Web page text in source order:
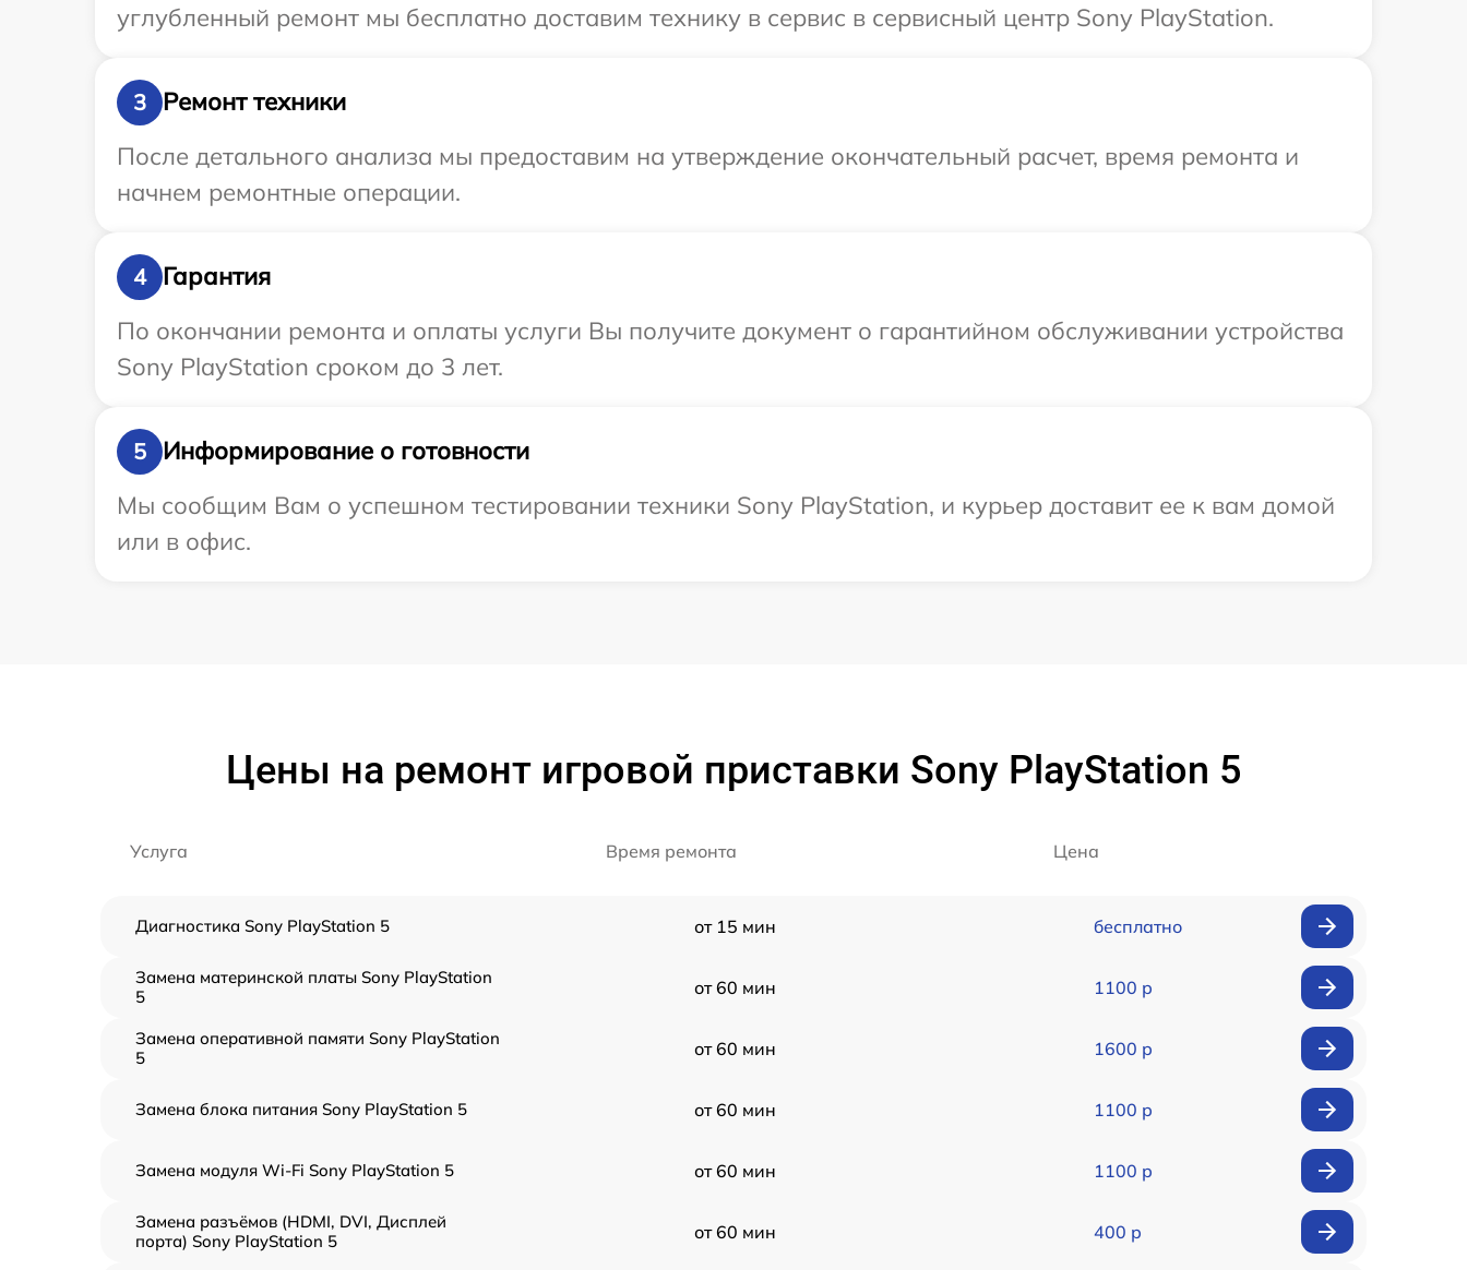
углубленный ремонт мы бесплатно доставим технику в сервис в сервисный центр Sony PlayStation.
3
Ремонт техники
После детального анализа мы предоставим на утверждение окончательный расчет, время ремонта и
начнем ремонтные операции.
4
Гарантия
По окончании ремонта и оплаты услуги Вы получите документ о гарантийном обслуживании устройства
Sony PlayStation сроком до 3 лет.
5
Информирование о готовности
Мы сообщим Вам о успешном тестировании техники Sony PlayStation, и курьер доставит ее к вам домой
или в офис.
Цены на ремонт игровой приставки Sony PlayStation 5
Услуга Время ремонта Цена
Диагностика Sony PlayStation 5 от 15 мин бесплатно
Замена материнской платы Sony PlayStation
5
от 60 мин 1100 р
Замена оперативной памяти Sony PlayStation
5
от 60 мин 1600 р
Замена блока питания Sony PlayStation 5 от 60 мин 1100 р
Замена модуля Wi-Fi Sony PlayStation 5 от 60 мин 1100 р
Замена разъёмов (HDMI, DVI, Дисплей
порта) Sony PlayStation 5
от 60 мин 400 р